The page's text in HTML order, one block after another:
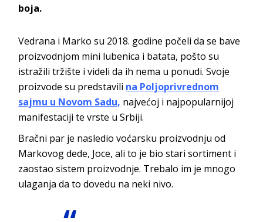
boja.
Vedrana i Marko su 2018. godine počeli da se bave
proizvodnjom mini lubenica i batata, pošto su
istražili tržište i videli da ih nema u ponudi. Svoje
proizvode su predstavili na Poljoprivrednom
sajmu u Novom Sadu, najvećoj i najpopularnijoj
manifestaciji te vrste u Srbiji.
Bračni par je nasledio voćarsku proizvodnju od
Markovog dede, Joce, ali to je bio stari sortiment i
zaostao sistem proizvodnje. Trebalo im je mnogo
ulaganja da to dovedu na neki nivo.